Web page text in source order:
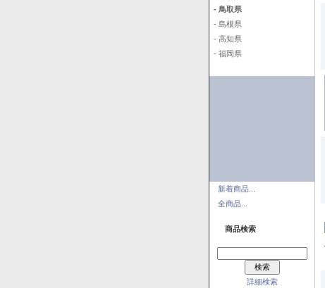
- 鳥取県
- 島根県
- 高知県
- 福岡県
新着商品...
全商品...
商品検索
詳細検索